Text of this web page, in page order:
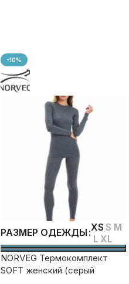
-10%
РАЗМЕР ОДЕЖДЫ XS S M
L XL
NORVEG Термокомплект
SOFT женский (серый